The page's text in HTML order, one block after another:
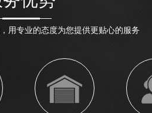
用专业的态度为您提供更贴心的服务